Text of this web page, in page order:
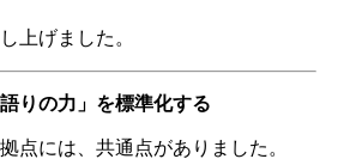
上げました。
りの力」を標準化する
点には、共通点がありました。